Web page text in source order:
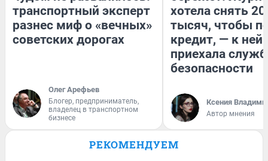
транспортный эксперт
разнес миф о «вечных»
советских дорогах
Олег Арефьев
Блогер, предприниматель,
владелец в транспортном
бизнесе
хотела снять
тысяч, чтобы
кредит, — к
приехала
безопасности
Ксения
Автор мнения
РЕКОМЕНДУЕМ